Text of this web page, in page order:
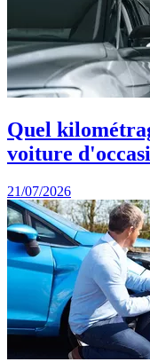
Quel
voiture
21/07/2026